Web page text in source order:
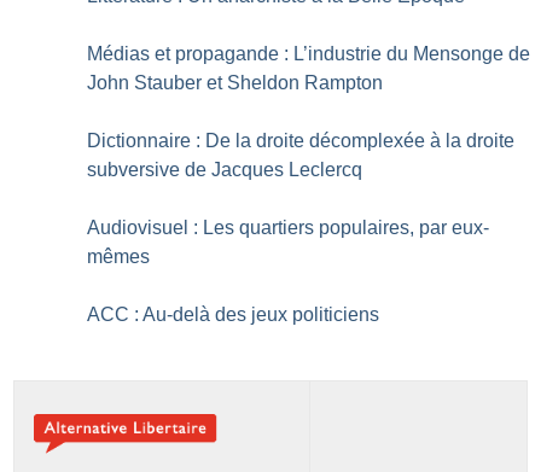
Médias et propagande : L’industrie du Mensonge de
John Stauber et Sheldon Rampton
Dictionnaire : De la droite décomplexée à la droite
subversive de Jacques Leclercq
Audiovisuel : Les quartiers populaires, par eux-
mêmes
ACC : Au-delà des jeux politiciens